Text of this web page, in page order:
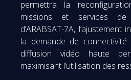
permettra la
missions et services de
d’ARABSAT-7A,
la demande de
diffusion vidéo haute
maximisant l’utilisation des